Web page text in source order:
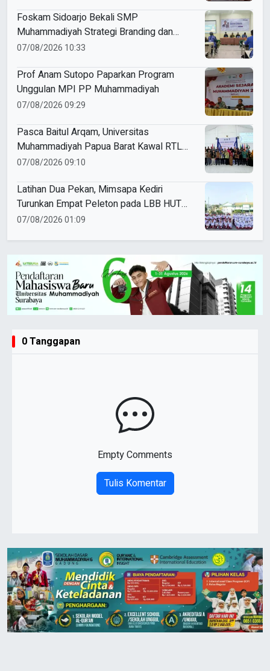
Foskam Sidoarjo Bekali SMP
Muhammadiyah Strategi Branding dan
Marketing Sekolah
07/08/2026 10:33
Prof Anam Sutopo Paparkan Program
Unggulan MPI PP Muhammadiyah
07/08/2026 09:29
Pasca Baitul Arqam, Universitas
Muhammadiyah Papua Barat Kawal RTL
Peserta Selama Enam Bulan
07/08/2026 09:10
Latihan Dua Pekan, Mimsapa Kediri
Turunkan Empat Peleton pada LBB HUT
Ke-81 RI Kecamatan Pare
07/08/2026 01:09
0 Tanggapan
Empty Comments
Tulis Komentar